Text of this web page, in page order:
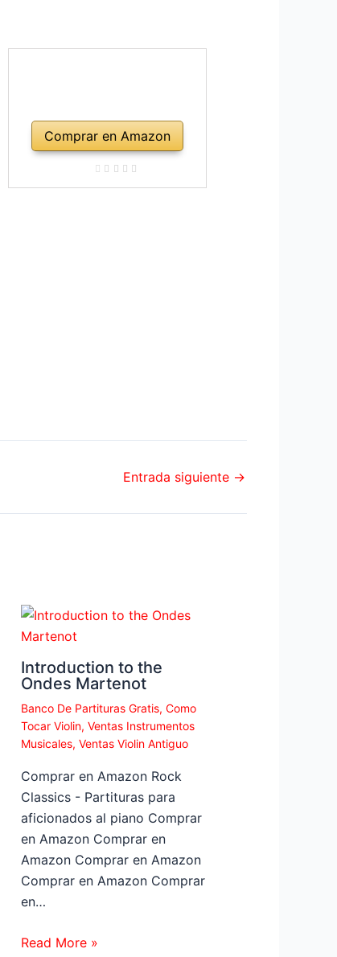
Comprar en Amazon
Entrada siguiente →
Introduction to the
Ondes Martenot
Banco De Partituras Gratis, Como
Tocar Violin, Ventas Instrumentos
Musicales, Ventas Violin Antiguo
Comprar en Amazon Rock
Classics - Partituras para
aficionados al piano Comprar
en Amazon Comprar en
Amazon Comprar en Amazon
Comprar en Amazon Comprar
en…
Read More »